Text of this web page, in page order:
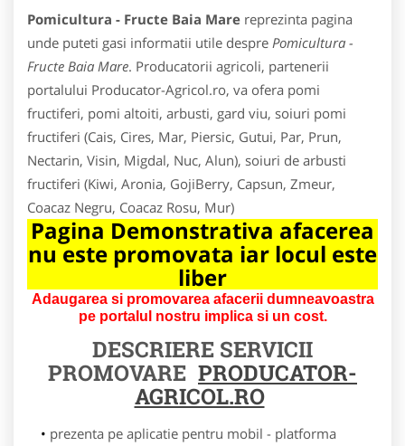
Pomicultura - Fructe Baia Mare reprezinta pagina
unde puteti gasi informatii utile despre Pomicultura -
Fructe Baia Mare. Producatorii agricoli, partenerii
portalului Producator-Agricol.ro, va ofera pomi
fructiferi, pomi altoiti, arbusti, gard viu, soiuri pomi
fructiferi (Cais, Cires, Mar, Piersic, Gutui, Par, Prun,
Nectarin, Visin, Migdal, Nuc, Alun), soiuri de arbusti
fructiferi (Kiwi, Aronia, GojiBerry, Capsun, Zmeur,
Coacaz Negru, Coacaz Rosu, Mur)
Pagina Demonstrativa afacerea
nu este promovata iar locul este
liber
Adaugarea si promovarea afacerii dumneavoastra
pe portalul nostru implica si un cost.
DESCRIERE SERVICII
PROMOVARE PRODUCATOR-
AGRICOL.RO
prezenta pe aplicatie pentru mobil - platforma